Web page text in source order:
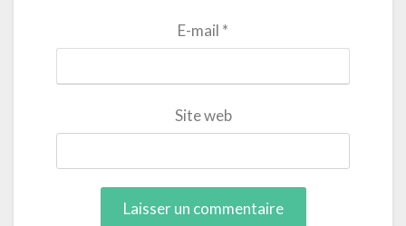
E-mail *
Site web